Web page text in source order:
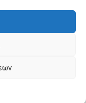
αυτής της